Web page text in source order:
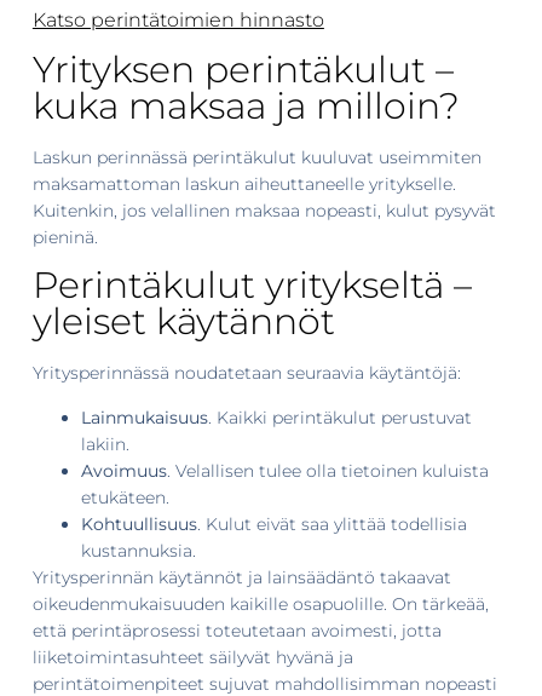
Katso perintätoimien hinnasto
Yrityksen perintäkulut –
kuka maksaa ja milloin?
Laskun perinnässä perintäkulut kuuluvat useimmiten
maksamattoman laskun aiheuttaneelle yritykselle.
Kuitenkin, jos velallinen maksaa nopeasti, kulut pysyvät
pieninä.
Perintäkulut yritykseltä –
yleiset käytännöt
Yritysperinnässä noudatetaan seuraavia käytäntöjä:
Lainmukaisuus. Kaikki perintäkulut perustuvat
lakiin.
Avoimuus. Velallisen tulee olla tietoinen kuluista
etukäteen.
Kohtuullisuus. Kulut eivät saa ylittää todellisia
kustannuksia.
Yritysperinnän käytännöt ja lainsäädäntö takaavat
oikeudenmukaisuuden kaikille osapuolille. On tärkeää,
että perintäprosessi toteutetaan avoimesti, jotta
liiketoimintasuhteet säilyvät hyvänä ja
perintätoimenpiteet sujuvat mahdollisimman nopeasti